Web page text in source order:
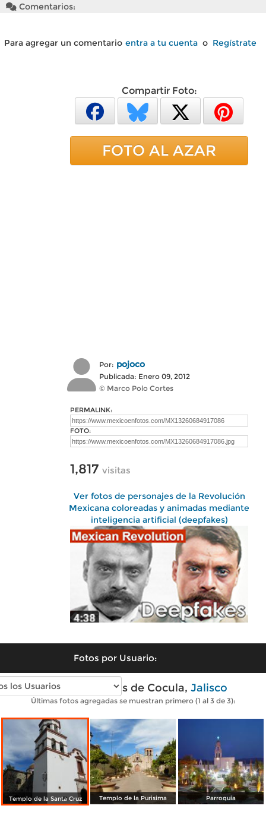
Comentarios:
Para agregar un comentario entra a tu cuenta o Regístrate
Compartir Foto:
FOTO AL AZAR
Por: pojoco
Publicada: Enero 09, 2012
© Marco Polo Cortes
PERMALINK:
FOTO:
1,817 visitas
Ver fotos de personajes de la Revolución
Mexicana coloreadas y animadas mediante
inteligencia artificial (deepfakes)
Fotos por Usuario:
Fotos modernas de Cocula, Jalisco
Últimas fotos agregadas se muestran primero (1 al 3 de 3):
Templo de la Santa Cruz Templo de la Purisima Parroquia